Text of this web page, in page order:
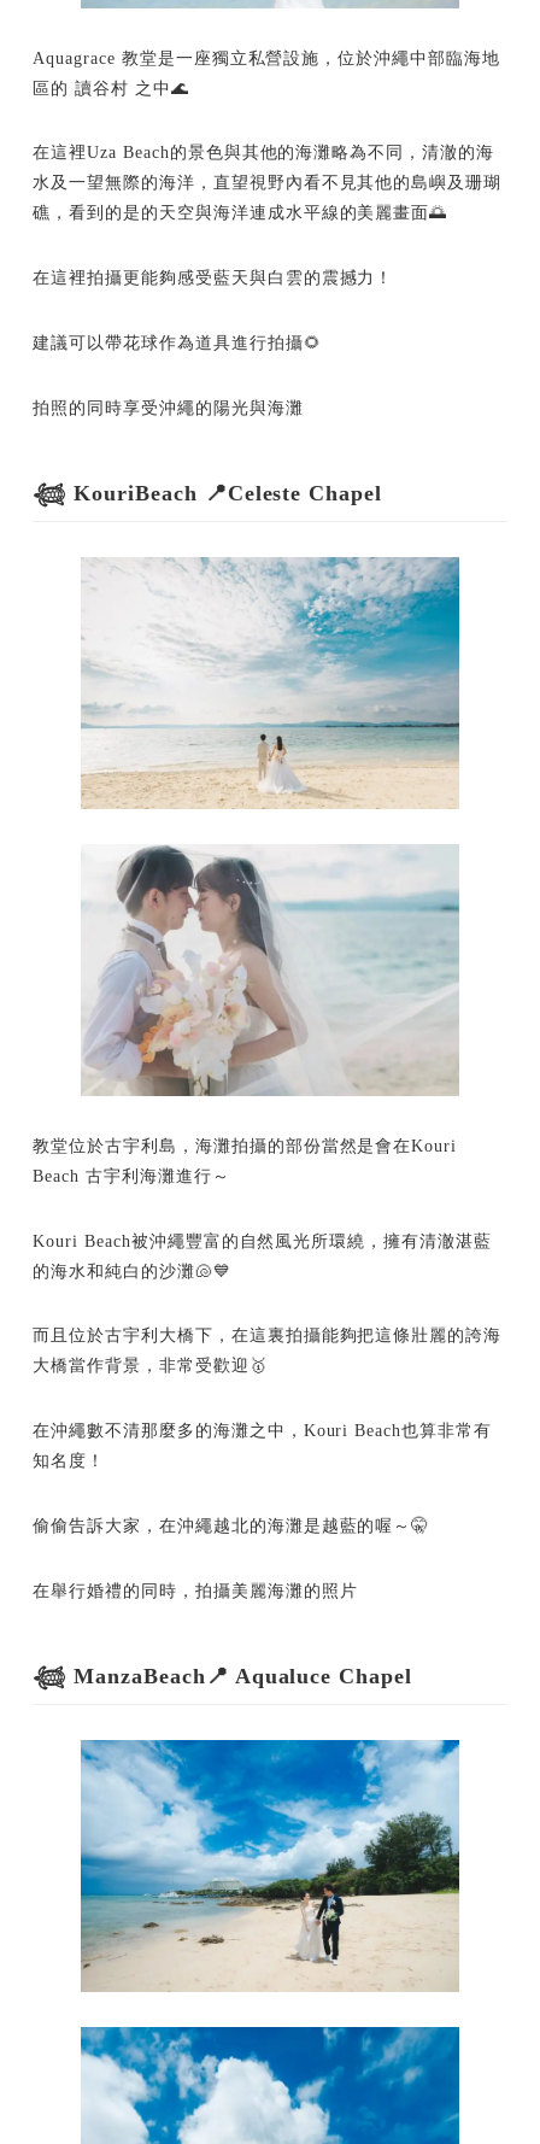
Aquagrace 教堂是一座獨立私營設施，位於沖繩中部臨海地
區的 讀谷村 之中🌊
在這裡Uza Beach的景色與其他的海灘略為不同，清澈的海
水及一望無際的海洋，直望視野內看不見其他的島嶼及珊瑚
礁，看到的是的天空與海洋連成水平線的美麗畫面🌅
在這裡拍攝更能夠感受藍天與白雲的震撼力！
建議可以帶花球作為道具進行拍攝🌻
拍照的同時享受沖繩的陽光與海灘
𓆉 KouriBeach 📍Celeste Chapel
教堂位於古宇利島，海灘拍攝的部份當然是會在Kouri
Beach 古宇利海灘進行～
Kouri Beach被沖繩豐富的自然風光所環繞，擁有清澈湛藍
的海水和純白的沙灘🐚💙
而且位於古宇利大橋下，在這裏拍攝能夠把這條壯麗的誇海
大橋當作背景，非常受歡迎🥇
在沖繩數不清那麼多的海灘之中，Kouri Beach也算非常有
知名度！
偷偷告訴大家，在沖繩越北的海灘是越藍的喔～🤫
在舉行婚禮的同時，拍攝美麗海灘的照片
𓆉 ManzaBeach📍 Aqualuce Chapel